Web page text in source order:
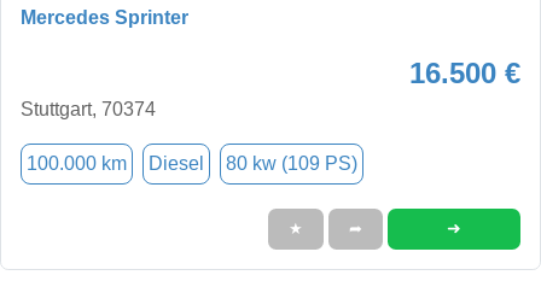
Mercedes Sprinter
16.500 €
Stuttgart, 70374
100.000 km Diesel 80 kw (109 PS)
★ ➦ ➜